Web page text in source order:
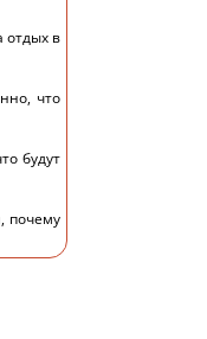
отдых в
что
будут
почему